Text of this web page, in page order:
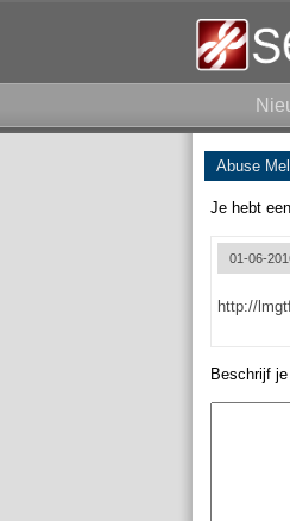
Abuse
Je hebt
01-06-
http://
Beschrijf